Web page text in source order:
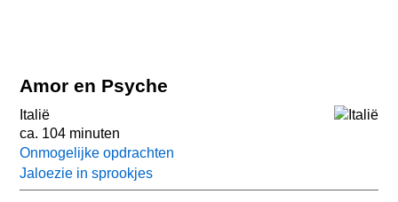
Amor en Psyche
Italië
ca. 104 minuten
Onmogelijke opdrachten
Jaloezie in sprookjes